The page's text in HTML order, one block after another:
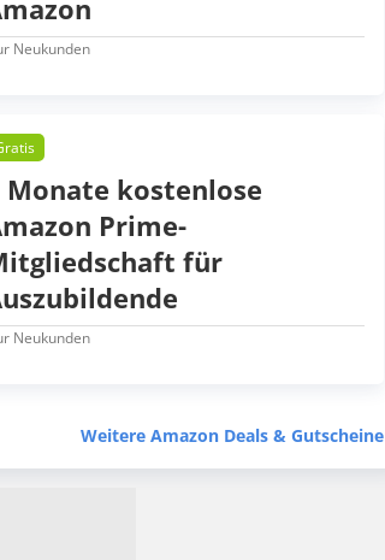
Neukunden
Monate kostenlose
Prime-
für
Neukunden
Weitere Amazon Deals & Gutscheine